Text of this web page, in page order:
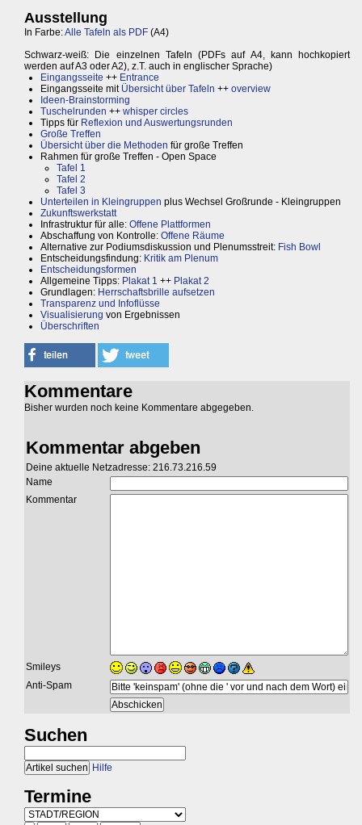
Ausstellung
In Farbe:Alle Tafeln als PDF (A4)
Schwarz-weiß: Die einzelnen Tafeln (PDFs auf A4, kann hochkopiert
werden auf A3 oder A2), z.T. auch in englischer Sprache)
Eingangsseite ++ Entrance
Eingangsseite mit Übersicht über Tafeln ++ overview
Ideen-Brainstorming
Tuschelrunden ++ whisper circles
Tipps für Reflexion und Auswertungsrunden
Große Treffen
Übersicht über die Methoden für große Treffen
Rahmen für große Treffen - Open Space
Tafel 1
Tafel 2
Tafel 3
Unterteilen in Kleingruppen plus Wechsel Großrunde - Kleingruppen
Zukunftswerkstatt
Infrastruktur für alle: Offene Plattformen
Abschaffung von Kontrolle: Offene Räume
Alternative zur Podiumsdiskussion und Plenumsstreit: Fish Bowl
Entscheidungsfindung: Kritik am Plenum
Entscheidungsformen
Allgemeine Tipps: Plakat 1 ++ Plakat 2
Grundlagen: Herrschaftsbrille aufsetzen
Transparenz und Infoflüsse
Visualisierung von Ergebnissen
Überschriften
Kommentare
Bisher wurden noch keine Kommentare abgegeben.
Kommentar abgeben
Deine aktuelle Netzadresse: 216.73.216.59
Name
Kommentar
Smileys
Anti-Spam
Suchen
Hilfe
Termine